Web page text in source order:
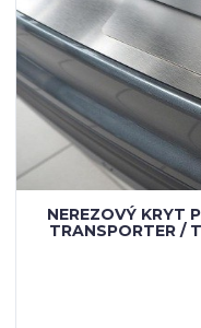
NEREZOVÝ KRYT
TRANSPORTER /